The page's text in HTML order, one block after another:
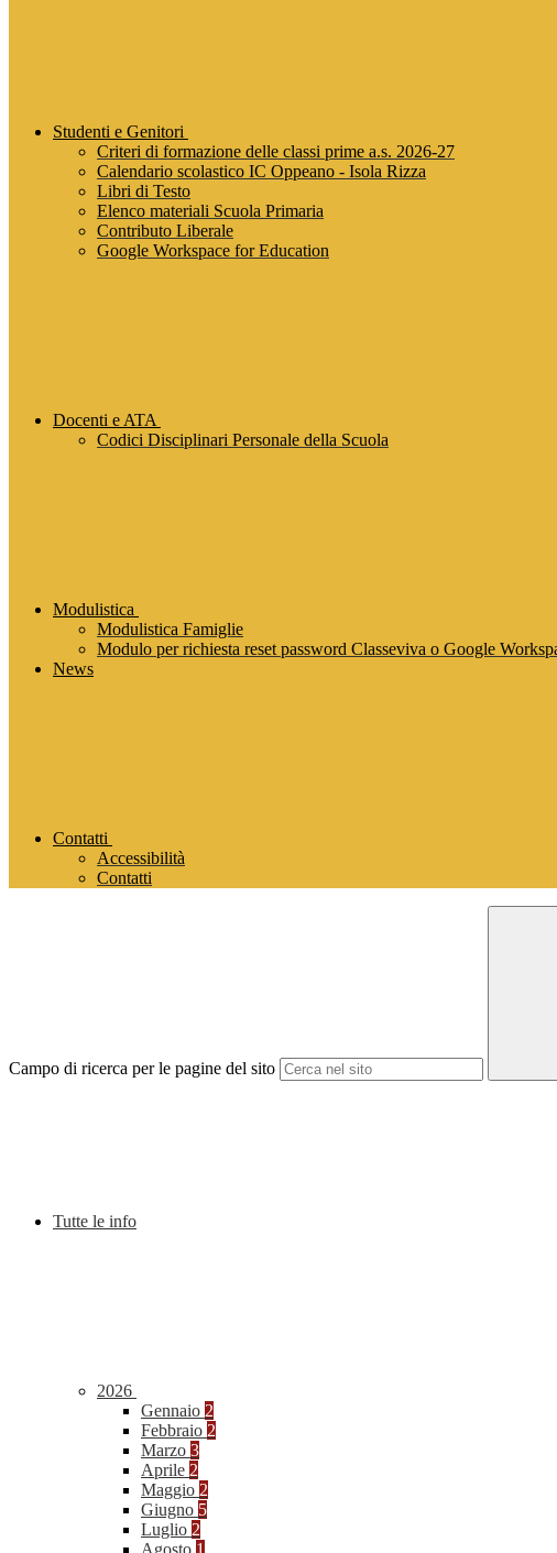
Studenti e Genitori
Criteri di formazione delle classi prime a.s. 2026-27
Calendario scolastico IC Oppeano - Isola Rizza
Libri di Testo
Elenco materiali Scuola Primaria
Contributo Liberale
Google Workspace for Education
Docenti e ATA
Codici Disciplinari Personale della Scuola
Modulistica
Modulistica Famiglie
Modulo per richiesta reset password Classeviva o Google
News
Contatti
Accessibilità
Contatti
Campo di ricerca per le pagine del sito
Tutte le info
2026
Gennaio 2
Febbraio 2
Marzo 3
Aprile 2
Maggio 2
Giugno 5
Luglio 2